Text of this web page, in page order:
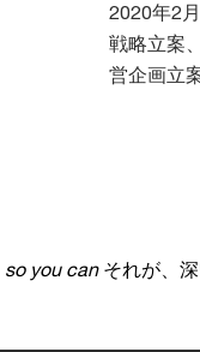
2020年2
戦略立案
営企画立
so you can それが、